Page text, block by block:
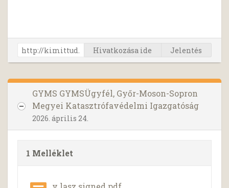
Hivatkozása ide Jelentés
GYMS GYMSÜgyfél, Győr-Moson-Sopron
Megyei Katasztrófavédelmi Igazgatóság
2026. április 24.
1 Melléklet